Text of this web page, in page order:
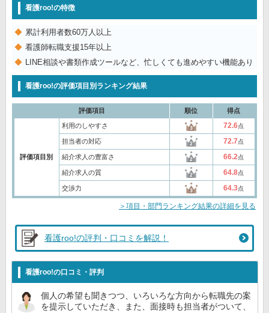
看護roo!の特徴
累計利用者数60万人以上
看護師転職支援15年以上
LINE相談や書類作成ツールなど、忙しくても進めやすい機能あり
看護roo!の評価項目別ランキング結果
評価項目 順位 得点
評価項目別
利用のしやすさ 72.6点
担当者の対応 72.7点
紹介求人の豊富さ 66.2点
紹介求人の質 64.8点
交渉力 64.3点
＞項目・部門ランキング結果の詳細を見る
看護roo!の評判・口コミを解説！
看護roo!の口コミ・評判
個人の希望も聞きつつ、いろいろな方向から転職先の案
を提示していただき、また、面接時も担当者がついて、